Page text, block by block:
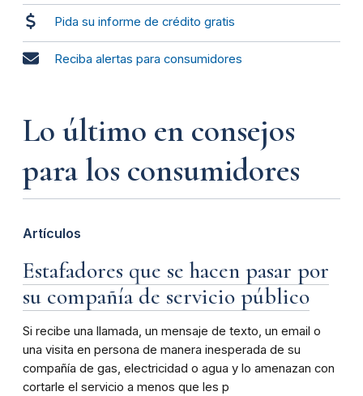
Pida su informe de crédito gratis
Reciba alertas para consumidores
Lo último en consejos
para los consumidores
Artículos
Estafadores que se hacen pasar por
su compañía de servicio público
Si recibe una llamada, un mensaje de texto, un email o
una visita en persona de manera inesperada de su
compañía de gas, electricidad o agua y lo amenazan con
cortarle el servicio a menos que les p